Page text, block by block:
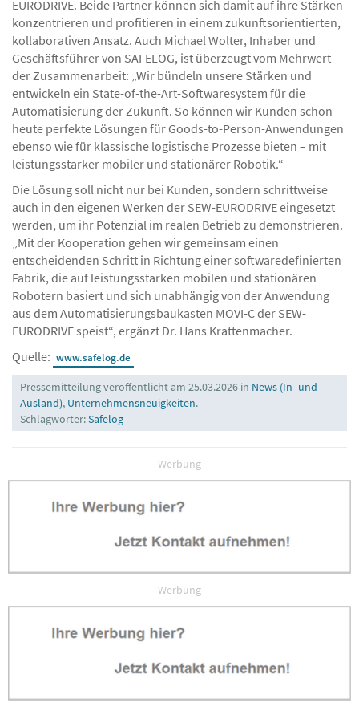
EURODRIVE. Beide Partner können sich damit auf ihre Stärken
konzentrieren und profitieren in einem zukunftsorientierten,
kollaborativen Ansatz. Auch Michael Wolter, Inhaber und
Geschäftsführer von SAFELOG, ist überzeugt vom Mehrwert
der Zusammenarbeit: „Wir bündeln unsere Stärken und
entwickeln ein State-of-the-Art-Softwaresystem für die
Automatisierung der Zukunft. So können wir Kunden schon
heute perfekte Lösungen für Goods-to-Person-Anwendungen
ebenso wie für klassische logistische Prozesse bieten – mit
leistungsstarker mobiler und stationärer Robotik.“
Die Lösung soll nicht nur bei Kunden, sondern schrittweise
auch in den eigenen Werken der SEW-EURODRIVE eingesetzt
werden, um ihr Potenzial im realen Betrieb zu demonstrieren.
„Mit der Kooperation gehen wir gemeinsam einen
entscheidenden Schritt in Richtung einer softwaredefinierten
Fabrik, die auf leistungsstarken mobilen und stationären
Robotern basiert und sich unabhängig von der Anwendung
aus dem Automatisierungsbaukasten MOVI-C der SEW-
EURODRIVE speist“, ergänzt Dr. Hans Krattenmacher.
Quelle: www.safelog.de
Pressemitteilung veröffentlicht am 25.03.2026 in News (In- und
Ausland), Unternehmensneuigkeiten.
Schlagwörter:Safelog
Werbung
Werbung